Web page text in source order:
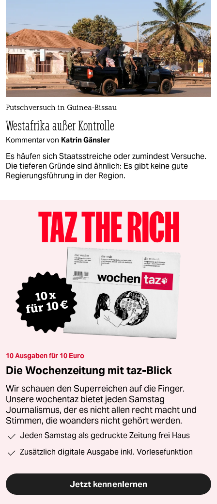
Putschversuch in Guinea-Bissau
Westafrika außer Kontrolle
Kommentar von Katrin Gänsler
Es häufen sich Staatsstreiche oder zumindest Versuche.
Die tieferen Gründe sind ähnlich: Es gibt keine gute
Regierungsführung in der Region.
10 Ausgaben für 10 Euro
Die Wochenzeitung mit taz-Blick
Wir schauen den Superreichen auf die Finger.
Unsere wochentaz bietet jeden Samstag
Journalismus, der es nicht allen recht macht und
Stimmen, die woanders nicht gehört werden.
Jeden Samstag als gedruckte Zeitung frei Haus
Zusätzlich digitale Ausgabe inkl. Vorlesefunktion
Jetzt kennenlernen